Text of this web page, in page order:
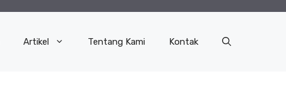
Artikel Tentang Kami Kontak